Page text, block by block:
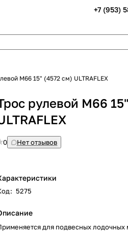
+7 (953)
М66 15" (4572 см) ULTRAFLEX
рулевой М66
0 Нет отзывов
: 5275
для подвесных лодочных